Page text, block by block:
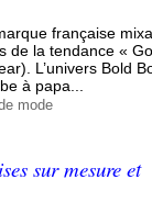
française
de la tendance «
L’univers Bold
à papa...
mode
sur mesure et